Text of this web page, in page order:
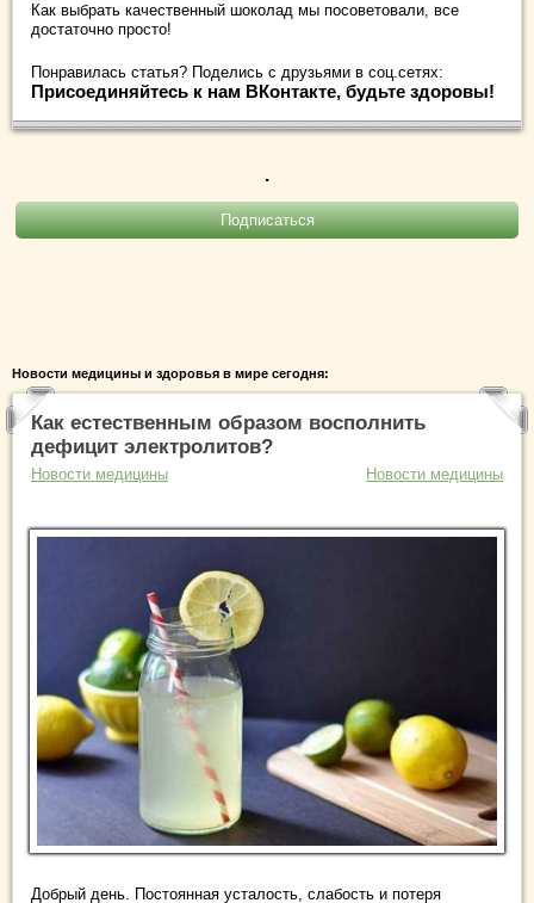
Как выбрать качественный шоколад мы посоветовали, все
достаточно просто!
Понравилась статья? Поделись с друзьями в соц.сетях:
Присоединяйтесь к нам ВКонтакте, будьте здоровы!
.
Новости медицины и здоровья в мире сегодня:
Как естественным образом восполнить
дефицит электролитов?
Новости медицины Новости медицины
Добрый день. Постоянная усталость, слабость и потеря